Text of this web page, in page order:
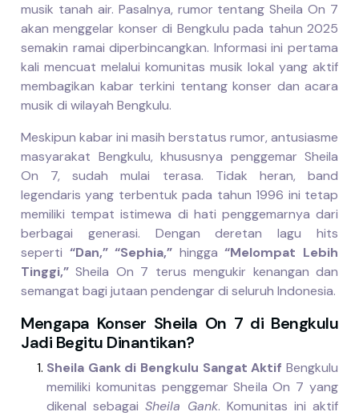
musik tanah air. Pasalnya, rumor tentang Sheila On 7
akan menggelar konser di Bengkulu pada tahun 2025
semakin ramai diperbincangkan. Informasi ini pertama
kali mencuat melalui komunitas musik lokal yang aktif
membagikan kabar terkini tentang konser dan acara
musik di wilayah Bengkulu.
Meskipun kabar ini masih berstatus rumor, antusiasme
masyarakat Bengkulu, khususnya penggemar Sheila
On 7, sudah mulai terasa. Tidak heran, band
legendaris yang terbentuk pada tahun 1996 ini tetap
memiliki tempat istimewa di hati penggemarnya dari
berbagai generasi. Dengan deretan lagu hits
seperti “Dan,” “Sephia,” hingga“Melompat Lebih
Tinggi,” Sheila On 7 terus mengukir kenangan dan
semangat bagi jutaan pendengar di seluruh Indonesia.
Mengapa Konser Sheila On 7 di Bengkulu
Jadi Begitu Dinantikan?
Sheila Gank di Bengkulu Sangat Aktif Bengkulu
memiliki komunitas penggemar Sheila On 7 yang
dikenal sebagai Sheila Gank. Komunitas ini aktif